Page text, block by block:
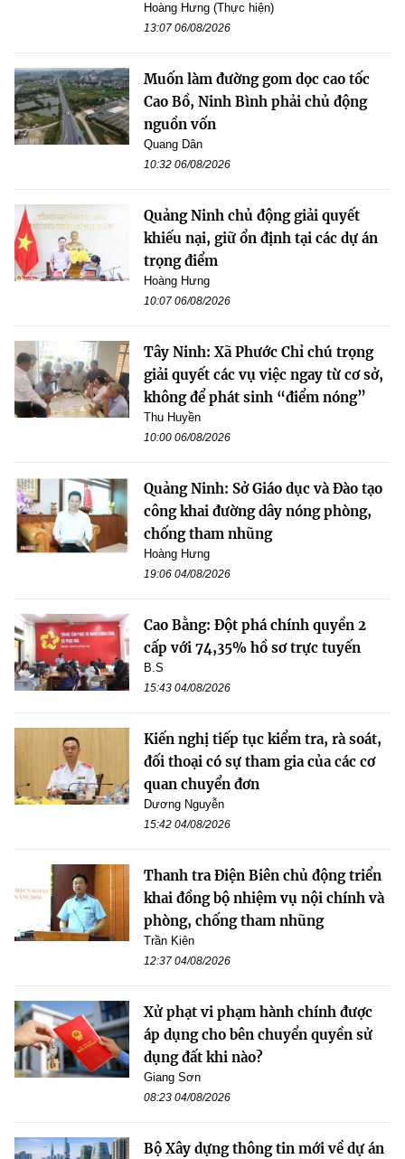
Hoàng Hưng (Thực hiện)
13:07 06/08/2026
Muốn làm đường gom dọc cao tốc
Cao Bồ, Ninh Bình phải chủ động
nguồn vốn
Quang Dân
10:32 06/08/2026
Quảng Ninh chủ động giải quyết
khiếu nại, giữ ổn định tại các dự án
trọng điểm
Hoàng Hưng
10:07 06/08/2026
Tây Ninh: Xã Phước Chỉ chú trọng
giải quyết các vụ việc ngay từ cơ sở,
không để phát sinh “điểm nóng”
Thu Huyền
10:00 06/08/2026
Quảng Ninh: Sở Giáo dục và Đào tạo
công khai đường dây nóng phòng,
chống tham nhũng
Hoàng Hưng
19:06 04/08/2026
Cao Bằng: Đột phá chính quyền 2
cấp với 74,35% hồ sơ trực tuyến
B.S
15:43 04/08/2026
Kiến nghị tiếp tục kiểm tra, rà soát,
đối thoại có sự tham gia của các cơ
quan chuyển đơn
Dương Nguyễn
15:42 04/08/2026
Thanh tra Điện Biên chủ động triển
khai đồng bộ nhiệm vụ nội chính và
phòng, chống tham nhũng
Trần Kiên
12:37 04/08/2026
Xử phạt vi phạm hành chính được
áp dụng cho bên chuyển quyền sử
dụng đất khi nào?
Giang Sơn
08:23 04/08/2026
Bộ Xây dựng thông tin mới về dự án